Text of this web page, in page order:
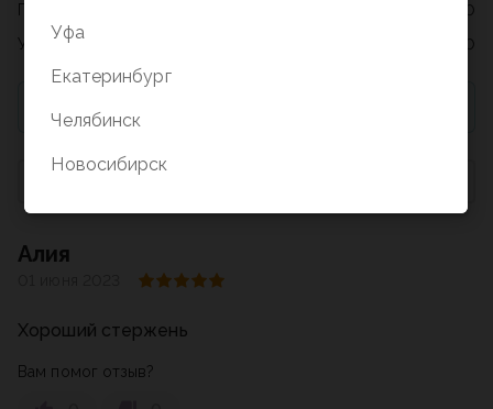
Сначала с низкой оценкой
Алия
Хороший стержень
Вам помог отзыв?
Плохо
0
Ужасно
0
Уфа
Екатеринбург
Челябинск
Новосибирск